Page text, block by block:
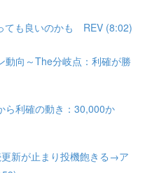
ても良いのかも REV (8:02)
動向～The分岐点：利確が勝
ら利確の動き：30,000か
新が止まり投機飽きる→ア